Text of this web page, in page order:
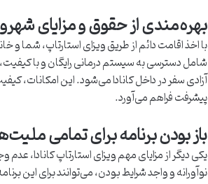
بهره‌مندی از حقوق و مزایای
با اخذ اقامت دائم از طریق ویزای استارتاپ، شما و
شامل دسترسی به سیستم درمانی رایگان و با
آزادی سفر در داخل کانادا می‌شود. این امکانات،
پیشرفت فراهم می‌آورد.
باز بودن برنامه برای تمامی
یکی دیگر از مزایای مهم ویزای استارتاپ کانادا،
نوآورانه و واجد شرایط بودن، می‌توانند برای این